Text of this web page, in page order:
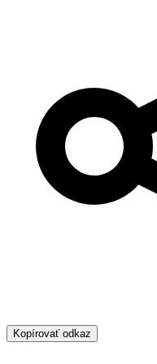
Kopírovať odkaz